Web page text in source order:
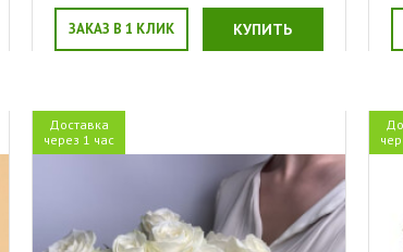
ЗАКАЗ В 1 КЛИК КУПИТЬ
Доставка
через 1 час